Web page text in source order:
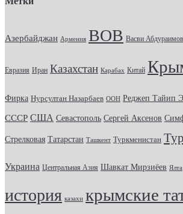
Азербайджан Армения ВОВ Васви Абдураимов
Евразия Иран Казахстан Карабах Китай
Фирка Нурсултан Назарбаев ООН Реджеп Тайип
СССР США Севастополь Сергей Аксенов
Стрелковая Татарстан Ташкент Туркменистан
Украина Центральная Азия Шавкат Мирзиёев Ялта
история казахи крымские